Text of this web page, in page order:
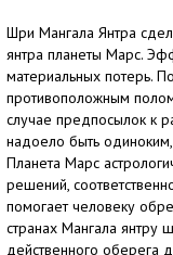
Шри Мангала Янтра
янтра планеты Марс.
материальных потерь.
противоположным
случае предпосылок к
надоело быть
Планета Марс
решений,
помогает человеку
странах Мангала янтру
действенного оберега